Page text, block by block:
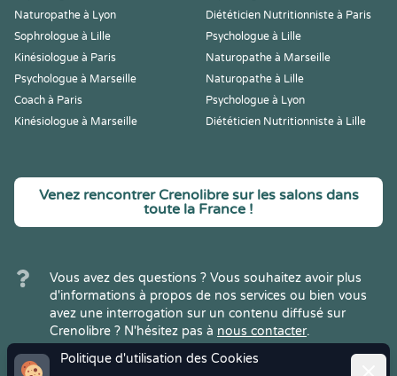
Politique d'utilisation des Cookies
Naturopathe à Lyon
Diététicien Nutritionniste à Paris
Sophrologue à Lille
Psychologue à Lille
Kinésiologue à Paris
Naturopathe à Marseille
Psychologue à Marseille
Naturopathe à Lille
Coach à Paris
Psychologue à Lyon
Kinésiologue à Marseille
Diététicien Nutritionniste à Lille
Venez rencontrer Crenolibre sur les salons dans
toute la France !
Vous avez des questions ? Vous souhaitez avoir plus
d'informations à propos de nos services ou bien vous
avez une interrogation sur un contenu diffusé sur
Crenolibre ? N'hésitez pas à nous contacter.